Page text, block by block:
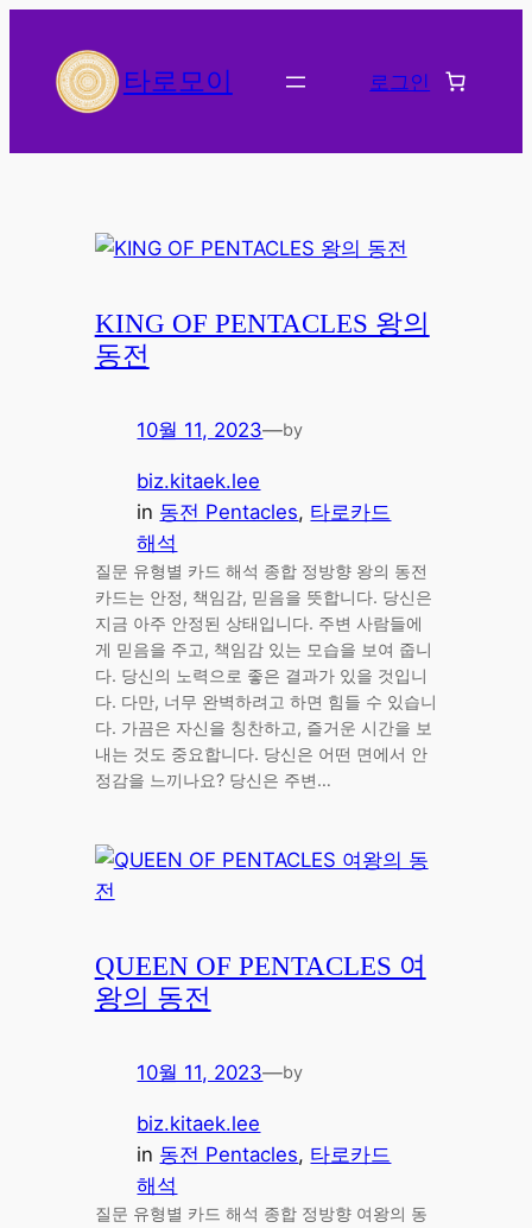
바
타로모이 로그인
KING OF PENTACLES 왕의
동전
10월 11, 2023—by
biz.kitaek.lee
in 동전 Pentacles, 타로카드
해석
질문 유형별 카드 해석 종합 정방향 왕의 동전
카드는 안정, 책임감, 믿음을 뜻합니다. 당신은
지금 아주 안정된 상태입니다. 주변 사람들에
게 믿음을 주고, 책임감 있는 모습을 보여 줍니
다. 당신의 노력으로 좋은 결과가 있을 것입니
다. 다만, 너무 완벽하려고 하면 힘들 수 있습니
다. 가끔은 자신을 칭찬하고, 즐거운 시간을 보
내는 것도 중요합니다. 당신은 어떤 면에서 안
정감을 느끼나요? 당신은 주변…
QUEEN OF PENTACLES 여
왕의 동전
10월 11, 2023—by
biz.kitaek.lee
in 동전 Pentacles, 타로카드
해석
질문 유형별 카드 해석 종합 정방향 여왕의 동